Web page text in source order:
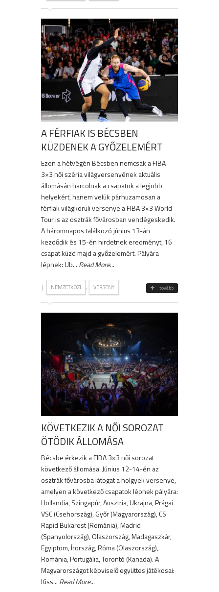
A FÉRFIAK IS BÉCSBEN
KÜZDENEK A GYŐZELEMÉRT
Ezen a hétvégén Bécsben nemcsak a FIBA
3×3 női széria világversenyének aktuális
állomásán harcolnak a csapatok a legjobb
helyekért, hanem velük párhuzamosan a
férfiak világkörüli versenye a FIBA 3×3 World
Tour is az osztrák fővárosban vendégeskedik.
A háromnapos találkozó június 13-án
kezdődik és 15-én hirdetnek eredményt, 16
csapat küzd majd a győzelemért. Pályára
lépnek: Ub... Read More...
| NEMZETKÖZI , VERSENY tovább
KÖVETKEZIK A NŐI SOROZAT
ÖTÖDIK ÁLLOMÁSA
Bécsbe érkezik a FIBA 3×3 női sorozat
következő állomása. Június 12-14-én az
osztrák fővárosba látogat a hölgyek versenye,
amelyen a következő csapatok lépnek pályára:
Hollandia, Szingapúr, Ausztria, Ukrajna, Prágai
VSC (Csehország), Győr (Magyarország), CS
Rapid Bukarest (Románia), Madrid
(Spanyolország), Olaszország, Madagaszkár,
Egyiptom, Írország, Róma (Olaszország),
Románia, Portugália, Torontó (Kanada). A
Magyarországot képviselő együttes játékosai:
Kiss... Read More...